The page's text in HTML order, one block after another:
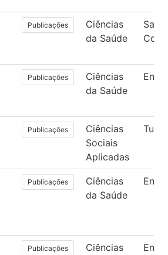
Publicações
Ciências
da Saúde
Publicações
Ciências
da Saúde
Publicações
Ciências
Sociais
Aplicadas
Publicações
Ciências
da Saúde
Publicações
Ciências